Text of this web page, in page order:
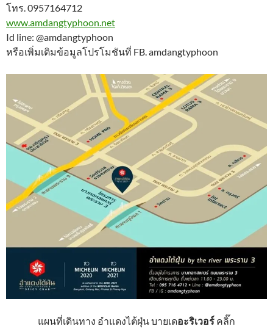
โทร. 0957164712
www.amdangtyphoon.net
Id line: @amdangtyphoon
หรือเพิ่มเติมข้อมูลโปรโมชันที่ FB. amdangtyphoon
แผนที่เดินทาง อำแดงไต้ฝุ่น บายเดอะริเวอร์ คลิ๊ก